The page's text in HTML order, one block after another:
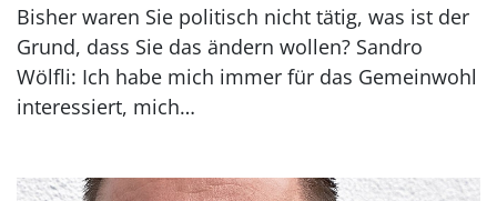
Bisher waren Sie politisch nicht tätig, was ist der
Grund, dass Sie das ändern wollen? Sandro
Wölfli: Ich habe mich immer für das Gemeinwohl
interessiert, mich…